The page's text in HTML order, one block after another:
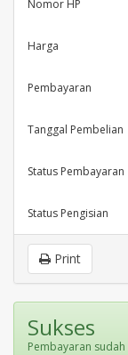
Nomor HP
Harga
Pembayaran
Tanggal Pembelian
Status Pembayaran
Status Pengisian
Print
Sukses
Pembayaran